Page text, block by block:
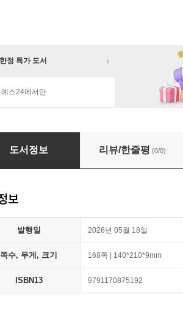
정 특가 도서
예스24에서만
라를 읽다
도서정보 리뷰/한줄평 (0/0)
보
발행일 2026년 05월 18일
쪽수, 무게, 크기 168쪽 | 140*210*9mm
ISBN13 9791170875192